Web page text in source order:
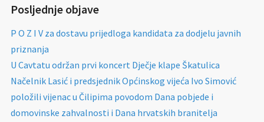
Posljednje objave
P O Z I V za dostavu prijedloga kandidata za dodjelu javnih
priznanja
U Cavtatu održan prvi koncert Dječje klape Škatulica
Načelnik Lasić i predsjednik Općinskog vijeća Ivo Simović
položili vijenac u Čilipima povodom Dana pobjede i
domovinske zahvalnosti i Dana hrvatskih branitelja